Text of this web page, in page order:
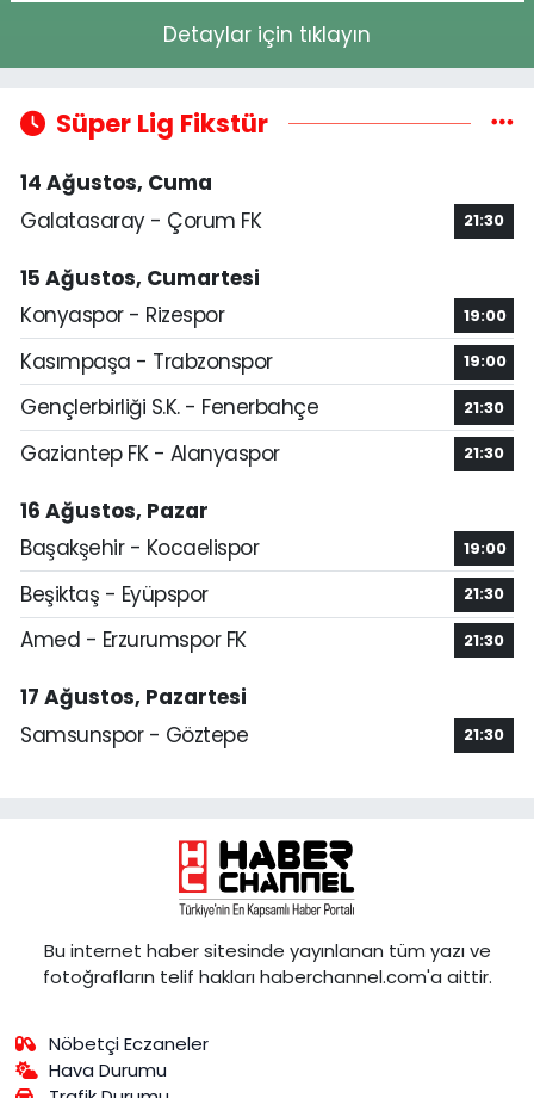
Detaylar için tıklayın
Süper Lig Fikstür
14 Ağustos, Cuma
Galatasaray - Çorum FK
21:30
15 Ağustos, Cumartesi
Konyaspor - Rizespor
19:00
Kasımpaşa - Trabzonspor 19:00
Gençlerbirliği S.K. - Fenerbahçe 21:30
Gaziantep FK - Alanyaspor 21:30
16 Ağustos, Pazar
Başakşehir - Kocaelispor
19:00
Beşiktaş - Eyüpspor 21:30
Amed - Erzurumspor FK 21:30
17 Ağustos, Pazartesi
Samsunspor - Göztepe
21:30
Bu internet haber sitesinde yayınlanan tüm yazı ve
fotoğrafların telif hakları haberchannel.com'a aittir.
Nöbetçi Eczaneler
Hava Durumu